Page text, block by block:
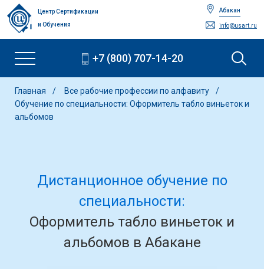
Центр Сертификации
и Обучения
Абакан
info@usart.ru
+7 (800) 707-14-20
Главная
Все рабочие профессии по алфавиту
Обучение по специальности: Оформитель табло виньеток и
альбомов
Дистанционное обучение по
специальности:
Оформитель табло виньеток и
альбомов в Абакане